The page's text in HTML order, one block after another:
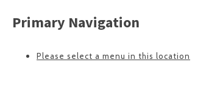
Primary Navigation
Please select a menu in this location